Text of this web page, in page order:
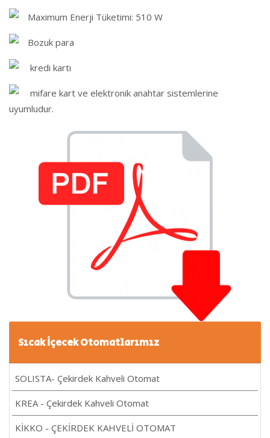
Maximum Enerji Tüketimi: 510 W
Bozuk para
kredi kartı
mifare kart ve elektronik anahtar sistemlerine
uyumludur.
Sıcak İçecek Otomatlarımız
SOLISTA- Çekirdek Kahveli Otomat
KREA - Çekirdek Kahveli Otomat
KİKKO - ÇEKİRDEK KAHVELİ OTOMAT